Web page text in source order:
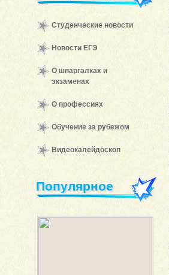
Студенческие новости
Новости ЕГЭ
О шпаргалках и
экзаменах
О профессиях
Обучение за рубежом
Видеокалейдоскоп
Популярное